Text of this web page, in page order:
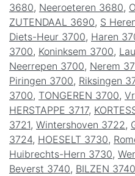
3680, Neeroeteren 3680,
ZUTENDAAL 3690, S
Diets-Heur 3700, Haren
3700, Koninksem 3700,
Neerrepen 3700, Nerem
Piringen 3700, Riksingen
3700, TONGEREN 3700,
HERSTAPPE 3717,
3721, Wintershoven 3722 ,
3724, HOESELT 3730,
Huibrechts-Hern 3730,
Beverst 3740, BILZEN 3740